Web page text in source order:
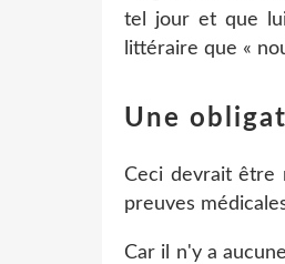
tel jour et que
littéraire que «
Une
Ceci devrait être
preuves
Car il n'y a